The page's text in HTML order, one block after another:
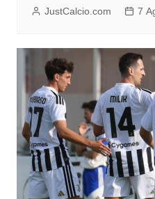
JustCalcio.com 7